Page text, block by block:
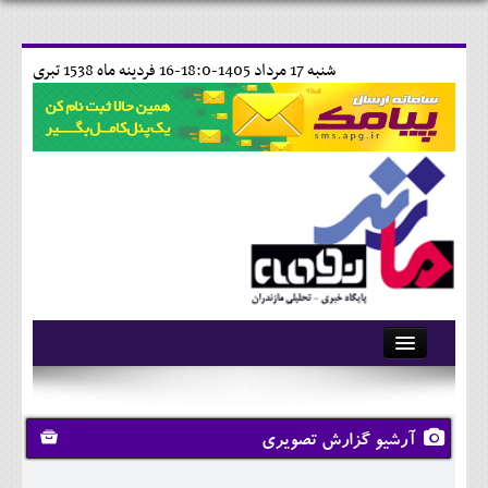
16 فردينه ماه 1538 تبری شنبه 17 مرداد 1405-18:0-
آرشیو
تماس با ما
وبلاگ
آرشیو گزارش تصویری